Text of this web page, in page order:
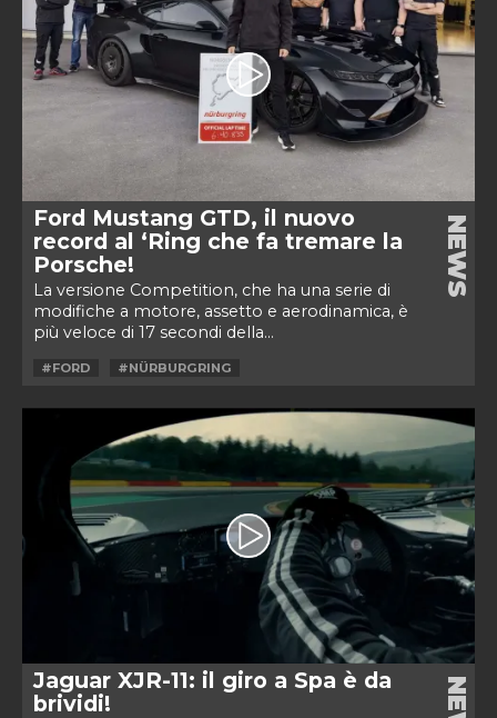
Ford Mustang GTD, il nuovo
record al ‘Ring che fa tremare la
Porsche!
La versione Competition, che ha una serie di
modifiche a motore, assetto e aerodinamica, è
più veloce di 17 secondi della...
NEWS
#FORD #NÜRBURGRING
Jaguar XJR-11: il giro a Spa è da
brividi!